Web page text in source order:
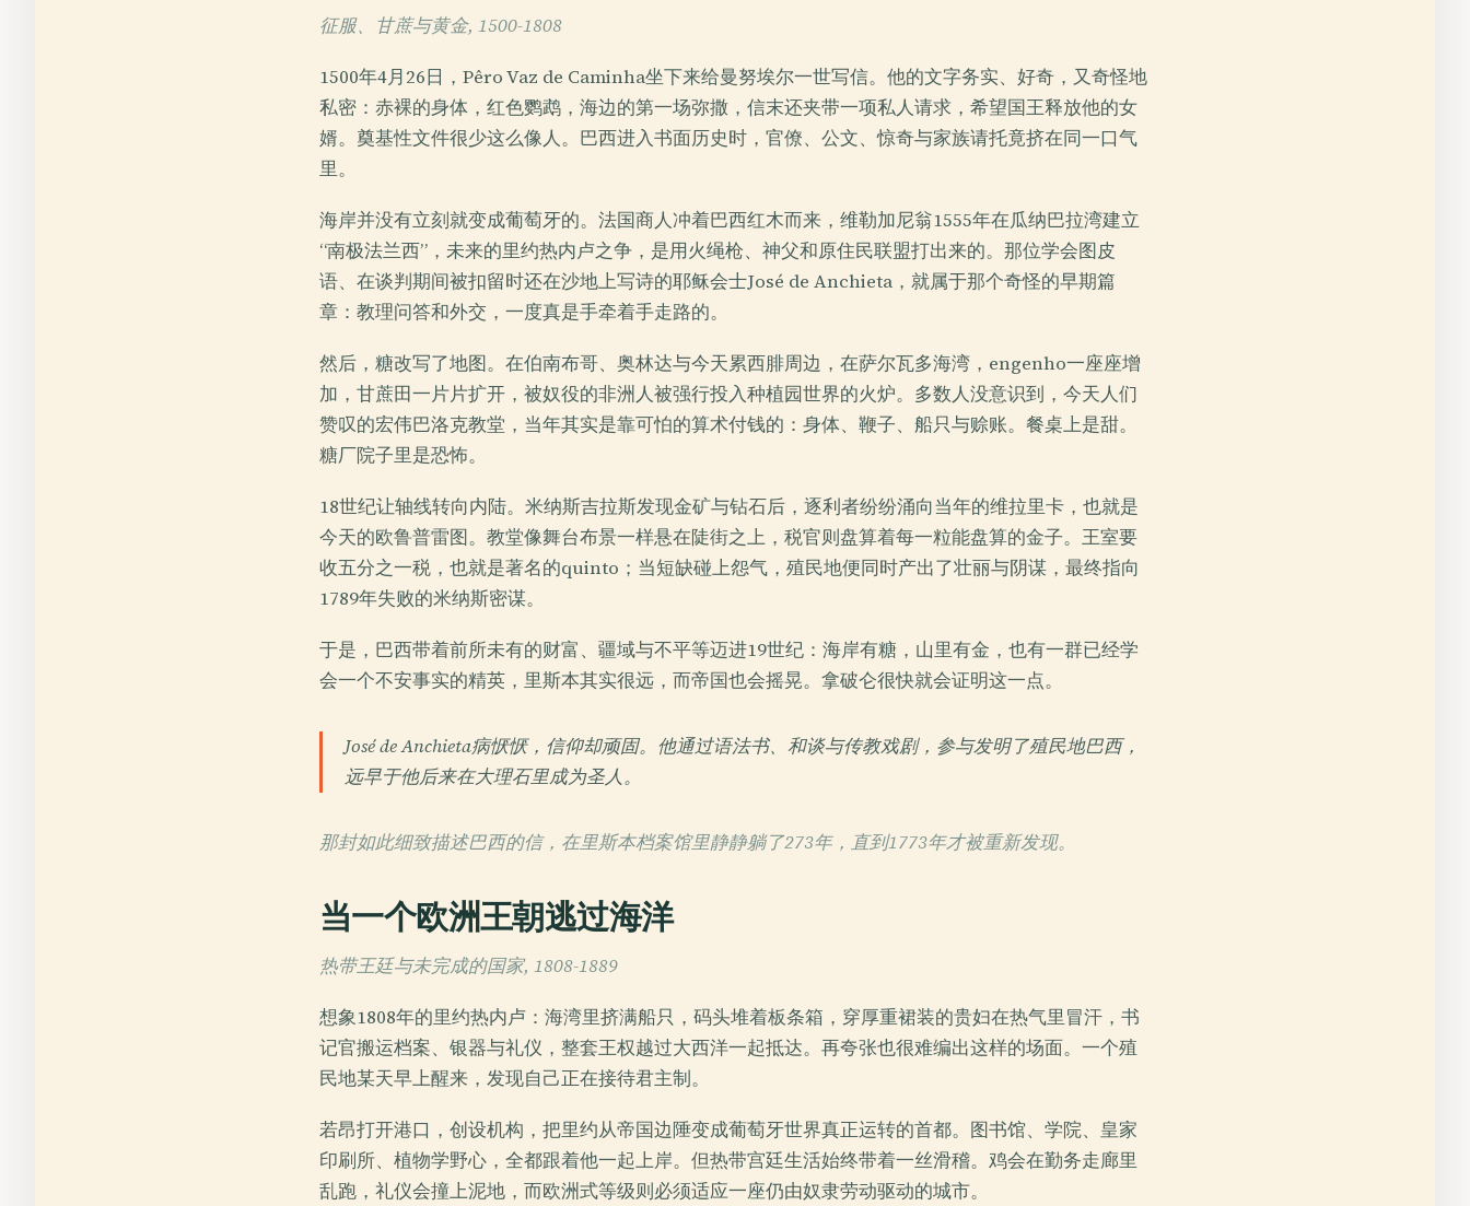
征服、甘蔗与黄金, 1500-1808
1500年4月26日，Pêro Vaz de Caminha坐下来给曼努埃尔一世写信。他的文字务实、好奇，又奇怪地
私密：赤裸的身体，红色鹦鹉，海边的第一场弥撒，信末还夹带一项私人请求，希望国王释放他的女
婿。奠基性文件很少这么像人。巴西进入书面历史时，官僚、公文、惊奇与家族请托竟挤在同一口气
里。
海岸并没有立刻就变成葡萄牙的。法国商人冲着巴西红木而来，维勒加尼翁1555年在瓜纳巴拉湾建立
“南极法兰西”，未来的里约热内卢之争，是用火绳枪、神父和原住民联盟打出来的。那位学会图皮
语、在谈判期间被扣留时还在沙地上写诗的耶稣会士José de Anchieta，就属于那个奇怪的早期篇
章：教理问答和外交，一度真是手牵着手走路的。
然后，糖改写了地图。在伯南布哥、奥林达与今天累西腓周边，在萨尔瓦多海湾，engenho一座座增
加，甘蔗田一片片扩开，被奴役的非洲人被强行投入种植园世界的火炉。多数人没意识到，今天人们
赞叹的宏伟巴洛克教堂，当年其实是靠可怕的算术付钱的：身体、鞭子、船只与赊账。餐桌上是甜。
糖厂院子里是恐怖。
18世纪让轴线转向内陆。米纳斯吉拉斯发现金矿与钻石后，逐利者纷纷涌向当年的维拉里卡，也就是
今天的欧鲁普雷图。教堂像舞台布景一样悬在陡街之上，税官则盘算着每一粒能盘算的金子。王室要
收五分之一税，也就是著名的quinto；当短缺碰上怨气，殖民地便同时产出了壮丽与阴谋，最终指向
1789年失败的米纳斯密谋。
于是，巴西带着前所未有的财富、疆域与不平等迈进19世纪：海岸有糖，山里有金，也有一群已经学
会一个不安事实的精英，里斯本其实很远，而帝国也会摇晃。拿破仑很快就会证明这一点。
José de Anchieta病恹恹，信仰却顽固。他通过语法书、和谈与传教戏剧，参与发明了殖民地巴西，
远早于他后来在大理石里成为圣人。
那封如此细致描述巴西的信，在里斯本档案馆里静静躺了273年，直到1773年才被重新发现。
当一个欧洲王朝逃过海洋
热带王廷与未完成的国家, 1808-1889
想象1808年的里约热内卢：海湾里挤满船只，码头堆着板条箱，穿厚重裙装的贵妇在热气里冒汗，书
记官搬运档案、银器与礼仪，整套王权越过大西洋一起抵达。再夸张也很难编出这样的场面。一个殖
民地某天早上醒来，发现自己正在接待君主制。
若昂打开港口，创设机构，把里约从帝国边陲变成葡萄牙世界真正运转的首都。图书馆、学院、皇家
印刷所、植物学野心，全都跟着他一起上岸。但热带宫廷生活始终带着一丝滑稽。鸡会在勤务走廊里
乱跑，礼仪会撞上泥地，而欧洲式等级则必须适应一座仍由奴隶劳动驱动的城市。